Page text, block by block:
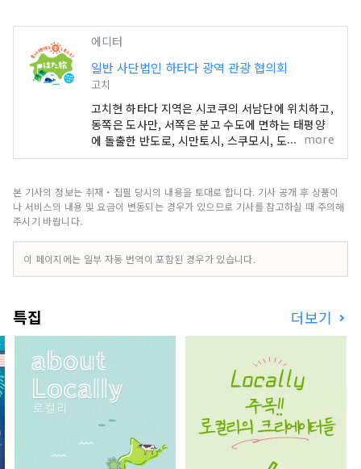
에디터
일반 사단법인 하타다 광역 관광 협의회
고치
고치현 하타다 지역은 시코쿠의 서남단에 위치하고,
동쪽은 도사만, 서쪽은 분고 수도에 면하는 태평양
에 돌출한 반도로, 시만토시, 스쿠모시, 도사시미즈
시, 쿠로시오초, 오츠키마치, 삼 하라무라의 3시 2
시만토강과 아시즈리곶을 비롯해 연안을 흐르는 쿠
로시오의 은혜, 전국에서도 톱의 삼림 면적을 자랑
more
본 기사의 정보는 취재・집필 당시의 내용을 토대로 합니다. 기사 공개 후 상품이
나 서비스의 내용 및 요금이 변동되는 경우가 있으므로 기사를 참고하실 때 주의해
주시기 바랍니다.
이 페이지에는 일부 자동 번역이 포함된 경우가 있습니다.
특집 더보기